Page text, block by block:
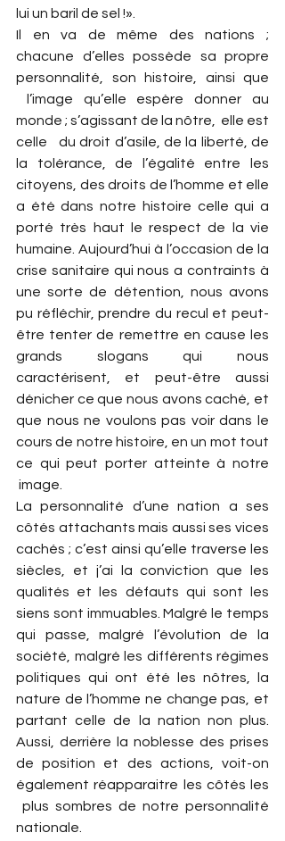
lui un baril de sel !».
Il en va de même des nations ;
chacune d’elles possède sa propre
personnalité, son histoire, ainsi que
l’image qu’elle espère donner au
monde ; s’agissant de la nôtre,  elle est
celle   du droit d’asile, de la liberté, de
la tolérance, de l’égalité entre les
citoyens, des droits de l’homme et elle
a été dans notre histoire celle qui a
porté très haut le respect de la vie
humaine. Aujourd’hui à l’occasion de la
crise sanitaire qui nous a contraints à
une sorte de détention, nous avons
pu réfléchir, prendre du recul et peut-
être tenter de remettre en cause les
grands slogans qui nous
caractérisent, et peut-être aussi
dénicher ce que nous avons caché, et
que nous ne voulons pas voir dans le
cours de notre histoire, en un mot tout
ce qui peut porter atteinte à notre
image.
La personnalité d’une nation a ses
côtés attachants mais aussi ses vices
cachés ; c’est ainsi qu’elle traverse les
siècles, et j’ai la conviction que les
qualités et les défauts qui sont les
siens sont immuables. Malgré le temps
qui passe, malgré l’évolution de la
société, malgré les différents régimes
politiques qui ont été les nôtres, la
nature de l’homme ne change pas, et
partant celle de la nation non plus.
Aussi, derrière la noblesse des prises
de position et des actions, voit-on
également réapparaitre les côtés les
plus sombres de notre personnalité
nationale.